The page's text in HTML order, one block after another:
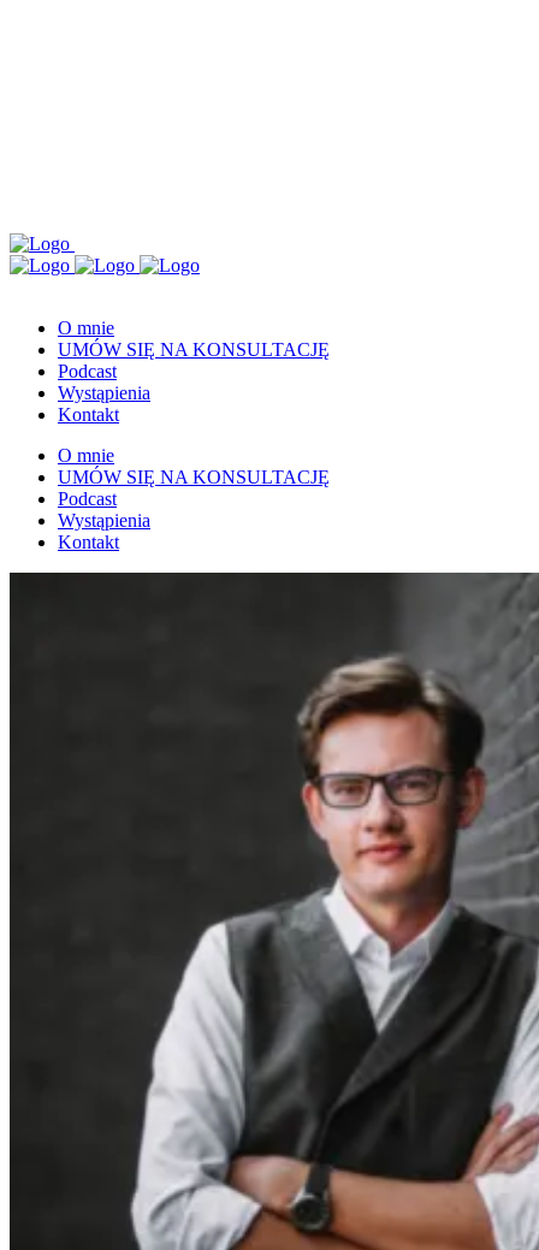
O mnie
UMÓW SIĘ NA KONSULTACJĘ
Podcast
Wystąpienia
Kontakt
O mnie
UMÓW SIĘ NA KONSULTACJĘ
Podcast
Wystąpienia
Kontakt